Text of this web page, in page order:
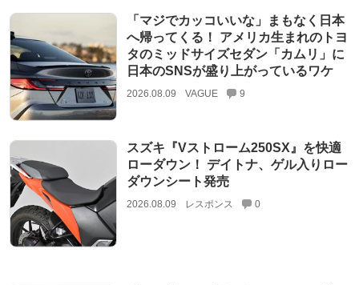
「マジでカッコいいな」まもなく日本
へ帰ってくる！ アメリカ生まれのトヨ
タのミッドサイズセダン「カムリ」に
日本のSNSが盛り上がっているワケ
2026.08.09 VAGUE 9
スズキ『Vストローム250SX』を快適
ローダウン！ デイトナ、ゲル入りロー
ダウンシート発売
2026.08.09 レスポンス 0